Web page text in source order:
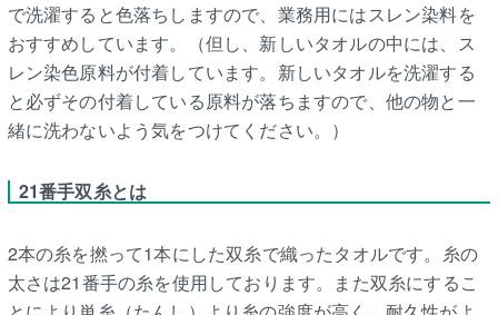
で洗濯すると色落ちしますので、業務用にはスレン染料を
おすすめしています。（但し、新しいタオルの中には、ス
レン染色原料が付着しています。新しいタオルを洗濯する
と必ずその付着している原料が落ちますので、他の物と一
緒に洗わないよう気をつけてください。）
21番手双糸とは
2本の糸を撚って1本にした双糸で織ったタオルです。糸の
太さは21番手の糸を使用しております。また双糸にするこ